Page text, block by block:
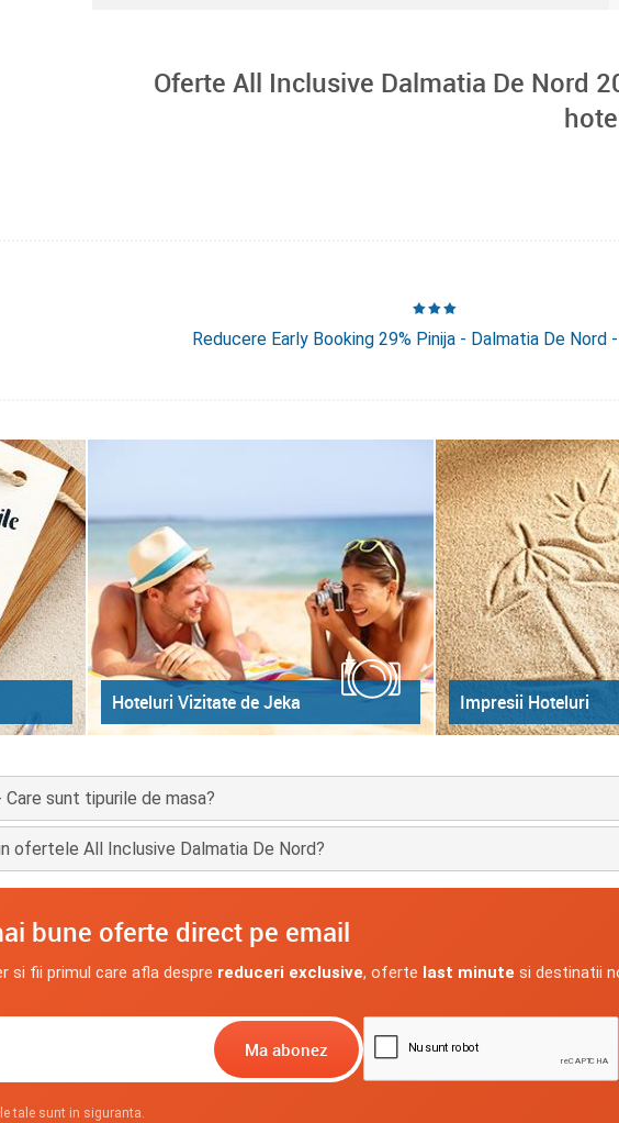
Oferte All Inclusive Dalmatia De Nord
Reducere Early Booking 29% Pinija - Dalmatia De Nord
Hoteluri Vizitate de Jeka Impresii Hoteluri
sunt tipurile de masa?
ofertele All Inclusive Dalmatia De Nord?
bune oferte direct pe email
si fii primul care afla despre reduceri exclusive, oferte last minute si destinatii
tale sunt in siguranta.